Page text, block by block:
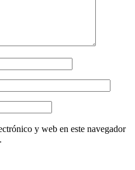
y web en este navegador